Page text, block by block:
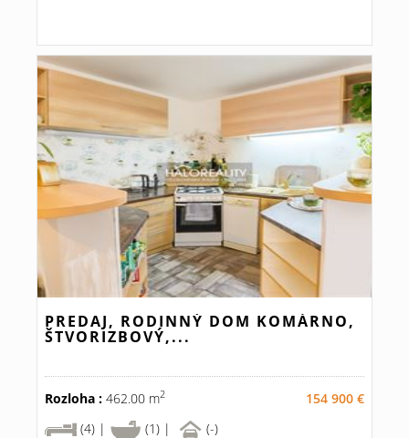
PREDAJ, RODINNÝ DOM KOMÁRNO,
ŠTVORIZBOVÝ,...
Rozloha : 462.00 m2
154 900 €
(4) |
(1) | (-)